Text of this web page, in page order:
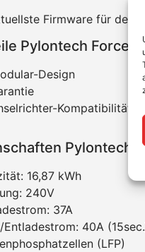
Firmware für den
Pylontech Force-
Design
Kompatibilität
Pylontech
16,87 kWh
240V
37A
40A
(LFP)